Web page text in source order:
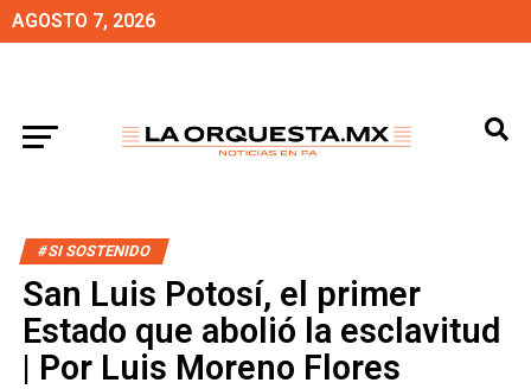
AGOSTO 7, 2026
#SI SOSTENIDO
San Luis Potosí, el primer
Estado que abolió la esclavitud
| Por Luis Moreno Flores